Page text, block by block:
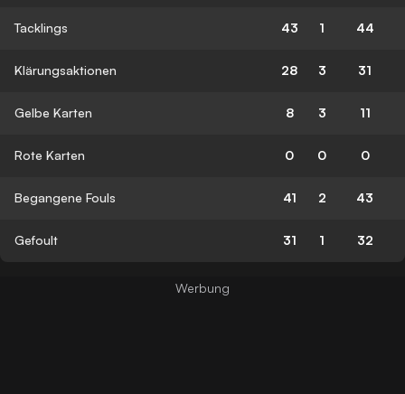
Tacklings 43 1 44
Klärungsaktionen 28 3 31
Gelbe Karten 8 3 11
Rote Karten 0 0 0
Begangene Fouls 41 2 43
Gefoult 31 1 32